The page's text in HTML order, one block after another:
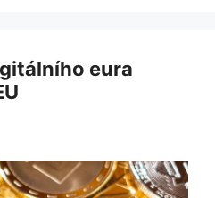
eura